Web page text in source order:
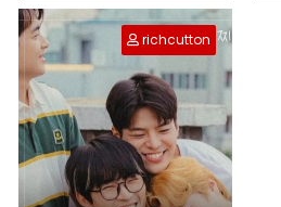
richcutton